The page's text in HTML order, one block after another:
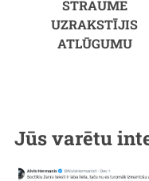
STRAUME
UZRAKSTĪJIS
ATLŪGUMU
Jūs varētu